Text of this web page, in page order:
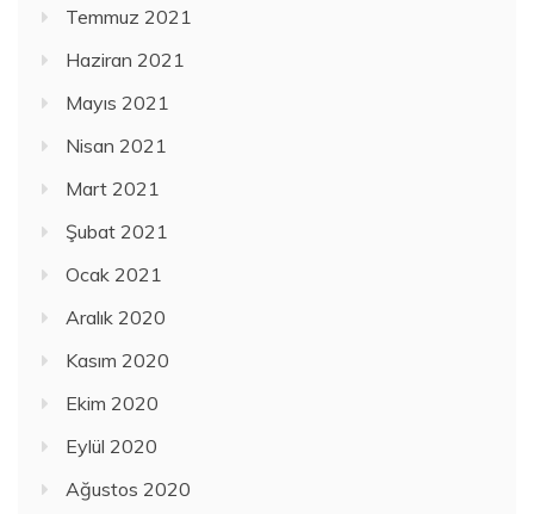
Temmuz 2021
Haziran 2021
Mayıs 2021
Nisan 2021
Mart 2021
Şubat 2021
Ocak 2021
Aralık 2020
Kasım 2020
Ekim 2020
Eylül 2020
Ağustos 2020